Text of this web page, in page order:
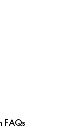
FAQs